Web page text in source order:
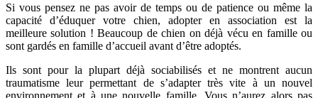
Si vous pensez ne pas avoir de temps ou de patience ou même la
capacité d’éduquer votre chien, adopter en association est la
meilleure solution ! Beaucoup de chien on déjà vécu en famille ou
sont gardés en famille d’accueil avant d’être adoptés.
Ils sont pour la plupart déjà sociabilisés et ne montrent aucun
traumatisme leur permettant de s’adapter très vite à un nouvel
environnement et à une nouvelle famille. Vous n’aurez alors pas